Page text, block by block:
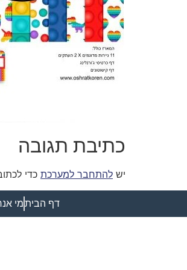
כתיבת תגובה
יש להתחבר למערכת כדי
דף הביתמי